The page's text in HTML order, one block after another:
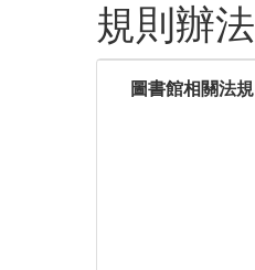
規則辦法
圖書館相關法規